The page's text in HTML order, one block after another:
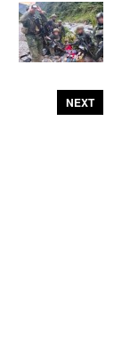
NEXT